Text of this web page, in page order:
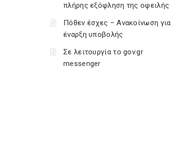
πλήρης εξόφληση της οφειλής
Πόθεν έσχες – Ανακοίνωση για
έναρξη υποβολής
Σε λειτουργία το gov.gr
messenger